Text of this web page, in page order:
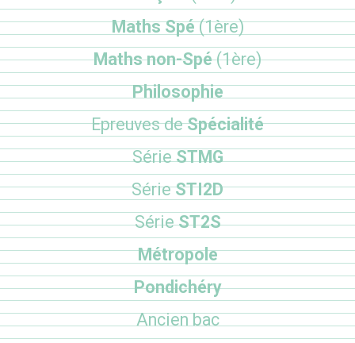
Maths Spé(1ère)
Maths non-Spé(1ère)
Philosophie
Epreuves deSpécialité
SérieSTMG
SérieSTI2D
SérieST2S
Métropole
Pondichéry
Ancien bac